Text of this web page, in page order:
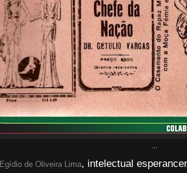
Egídio de Oliveira Lima, intelectual